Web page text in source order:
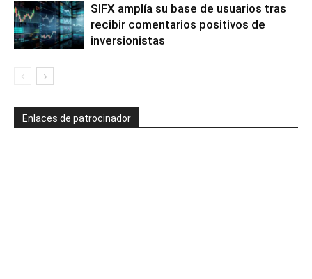
SIFX amplía su base de usuarios tras
recibir comentarios positivos de
inversionistas
Enlaces de patrocinador